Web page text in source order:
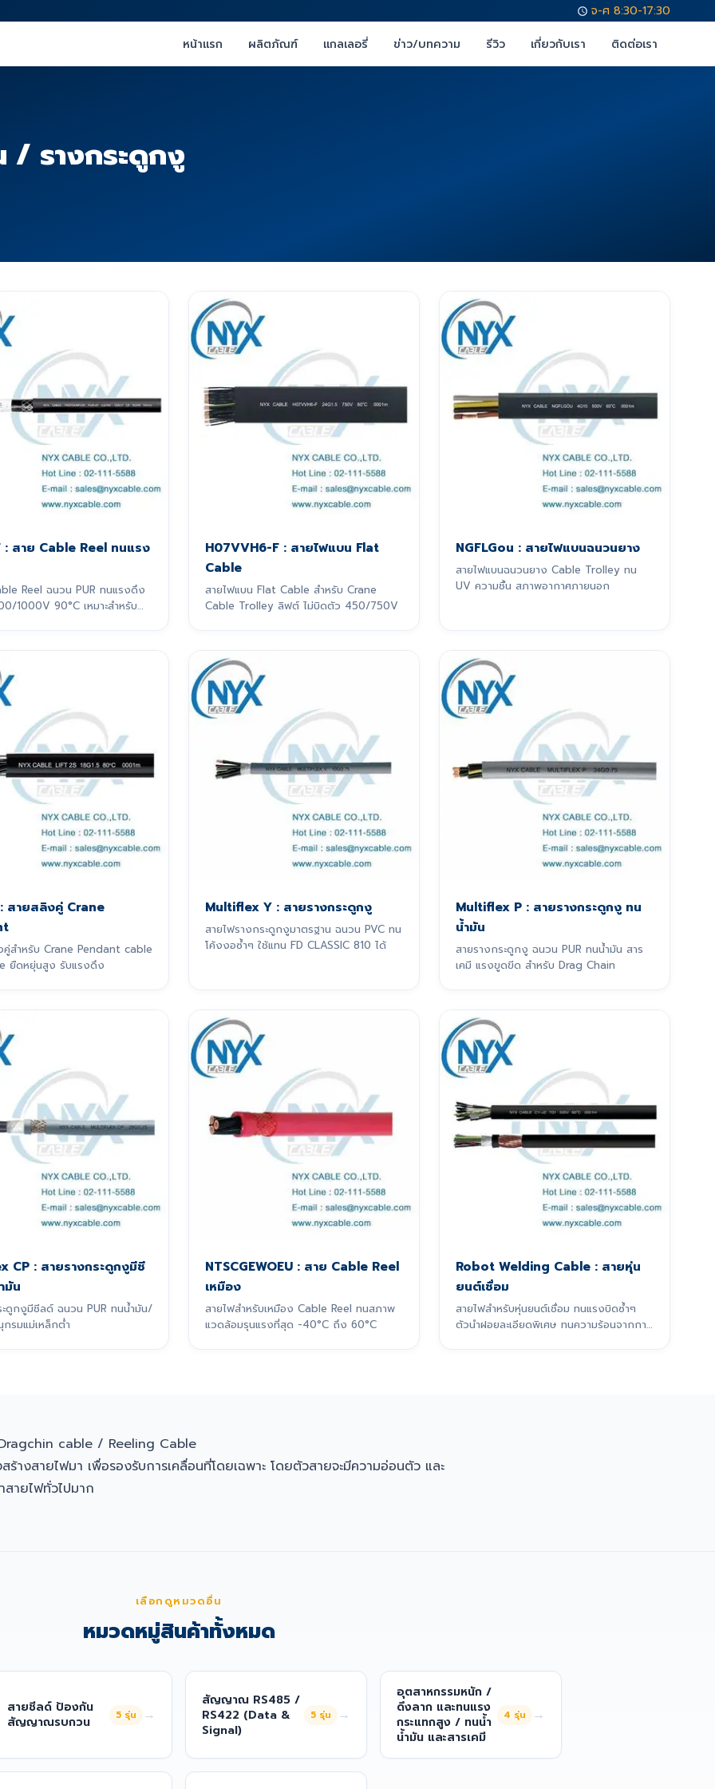
จ-ศ 8:30-17:30
หน้าแรก
ผลิตภัณฑ์ แกลเลอรี่ ข่าว/บทความ รีวิว เกี่ยวกับเรา ติดต่อเรา
/ รางกระดูกงู
: สาย Cable Reel ทนแรง
Reel ฉนวน PUR ทนแรงดึง
1000V 90°C เหมาะสำหรับ
พาะ
H07VVH6-F : สายไฟแบน Flat
Cable
สายไฟแบน Flat Cable สำหรับ Crane
Cable Trolley ลิฟต์ ไม่บิดตัว 450/750V
NGFLGou : สายไฟแบนฉนวนยาง
สายไฟแบนฉนวนยาง Cable Trolley ทน
UV ความชื้น สภาพอากาศภายนอก
สายสลิงคู่ Crane
คู่สำหรับ Crane Pendant cable
ยืดหยุ่นสูง รับแรงดึง
Multiflex Y : สายรางกระดูกงู
สายไฟรางกระดูกงูมาตรฐาน ฉนวน PVC ทน
โค้งงอซ้ำๆ ใช้แทน FD CLASSIC 810 ได้
Multiflex P : สายรางกระดูกงู ทน
น้ำมัน
สายรางกระดูกงู ฉนวน PUR ทนน้ำมัน สาร
เคมี แรงขูดขีด สำหรับ Drag Chain
CP : สายรางกระดูกงูมีชี
มัน
ะดูกงูมีชีลด์ ฉนวน PUR ทนน้ำมัน/
กรมแม่เหล็กต่ำ
NTSCGEWOEU : สาย Cable Reel
เหมือง
สายไฟสำหรับเหมือง Cable Reel ทนสภาพ
แวดล้อมรุนแรงที่สุด -40°C ถึง 60°C
Robot Welding Cable : สายหุ่น
ยนต์เชื่อม
สายไฟสำหรับหุ่นยนต์เชื่อม ทนแรงบิดซ้ำๆ
ตัวนำฝอยละเอียดพิเศษ ทนความร้อนจากการ
cable / Reeling Cable
างสายไฟมา เพื่อรองรับการเคลื่อนที่โดยเฉพาะ โดยตัวสายจะมีความอ่อนตัว และ
ายไฟทั่วไปมาก
เลือกดูหมวดอื่น
หมวดหมู่สินค้าทั้งหมด
สายชีลด์ ป้องกัน
สัญญาณรบกวน
5 รุ่น →
สัญญาณ RS485 /
RS422 (Data &
Signal)
5 รุ่น →
อุตสาหกรรมหนัก /
ดึงลาก และทนแรง
กระแทกสูง / ทนน้ำ
น้ำมัน และสารเคมี
4 รุ่น →